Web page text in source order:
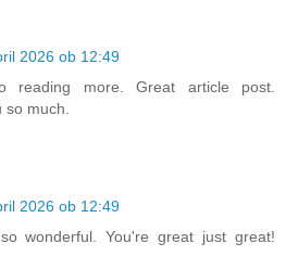
2026 ob 12:49
reading more. Great article post.
so much.
2026 ob 12:49
wonderful. You're great just great!